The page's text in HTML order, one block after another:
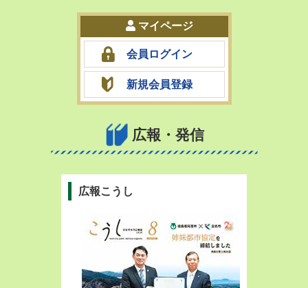
マイページ
会員ログイン
新規会員登録
広報・発信
広報こうし